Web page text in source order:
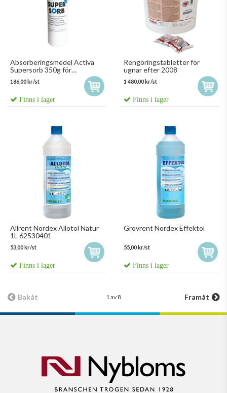
Absorberingsmedel Activa
Supersorb 350g för
Kroppsvätskor
186,00 kr/st
Finns i lager
Rengöringstabletter för
ugnar efter 2008
1 480,00 kr/st
Finns i lager
Allrent Nordex Allotol Natur
1L 62530401
53,00 kr/st
Finns i lager
Grovrent Nordex Effektol
55,00 kr/st
Finns i lager
Bakåt 1 av 8 Framåt